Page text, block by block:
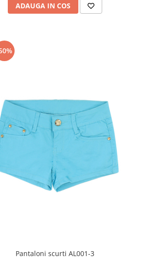
ADAUGA IN COS
Pantaloni scurti AL001-3